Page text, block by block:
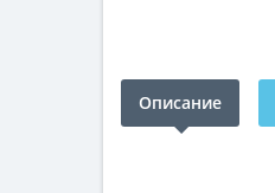
Описание